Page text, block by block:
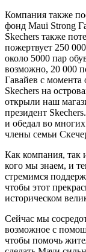
Компания также
фонд Maui Strong
Skechers также
пожертвует 250
около 5000 пар
возможно, 20 000
Гавайев с момента
Skechers на
открыли наш
президент
и обедал во
члены семьи
Как компания, так
кого мы знаем, и
стремимся
чтобы этот
историческом
Сейчас мы
возможное с
чтобы помочь